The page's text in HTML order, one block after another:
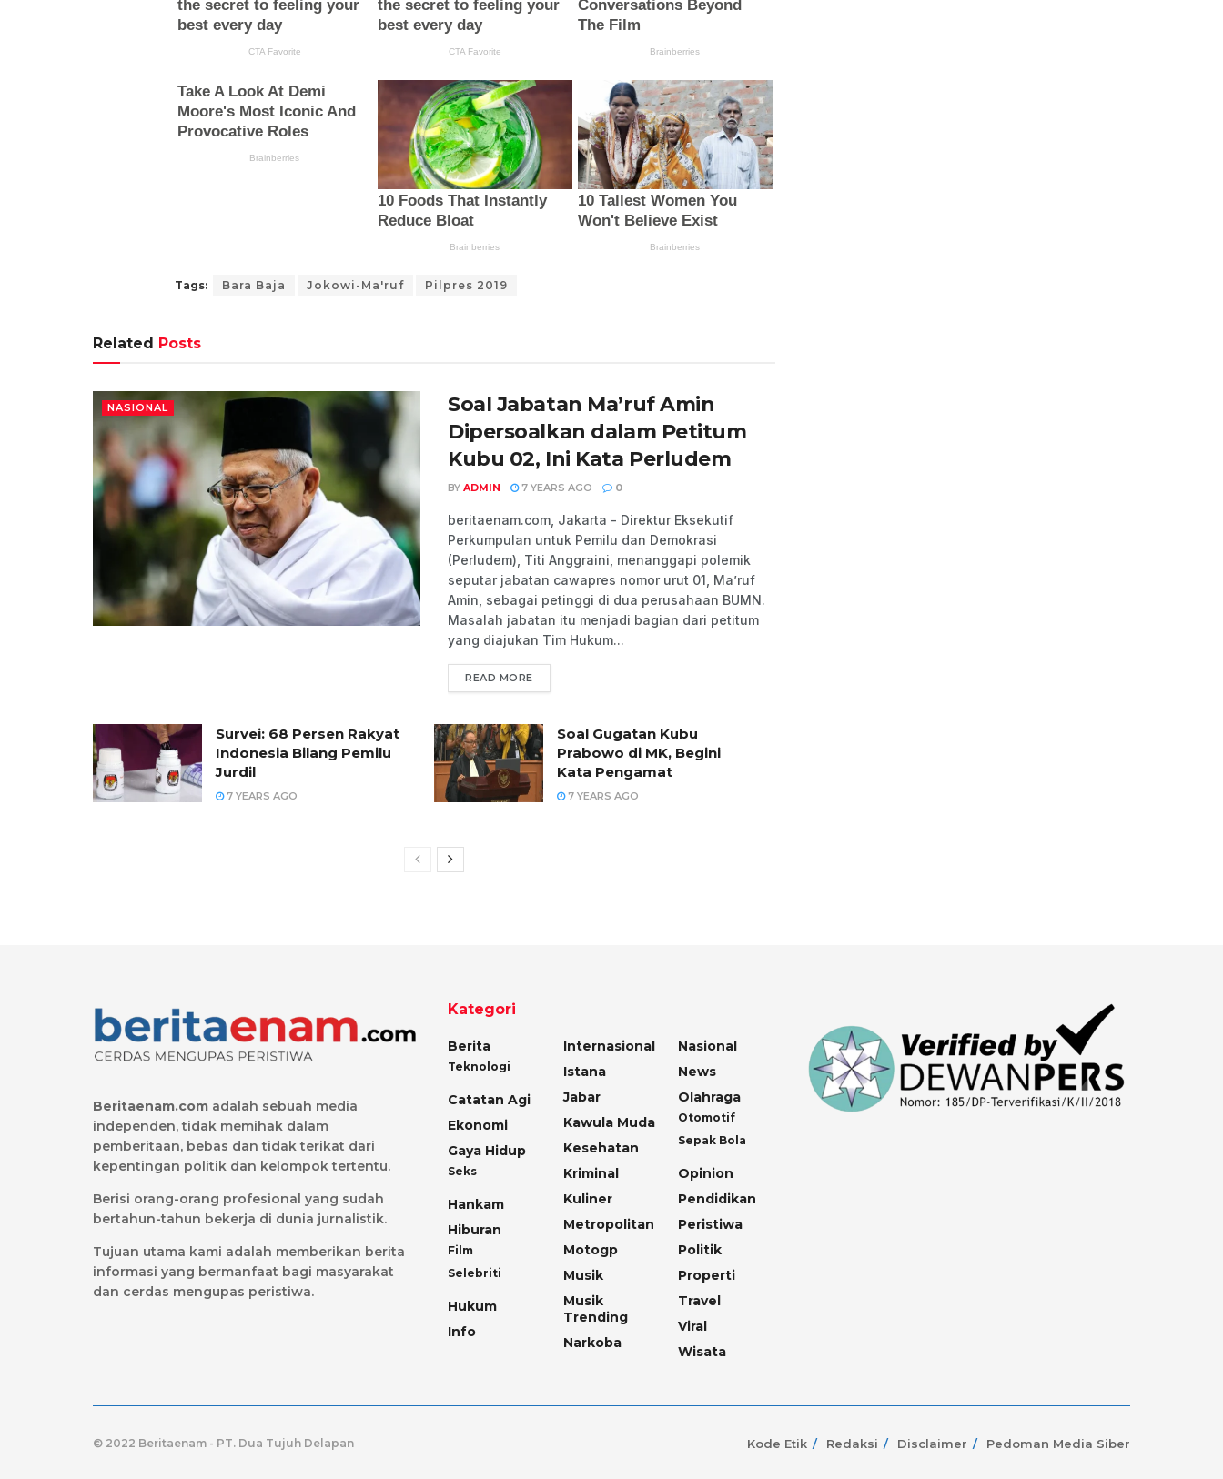
Tags: Bara Baja Jokowi-Ma'ruf Pilpres 2019
Related Posts
NASIONAL
Soal Jabatan Ma’ruf Amin
Dipersoalkan dalam Petitum
Kubu 02, Ini Kata Perludem
BY ADMIN 7 YEARS AGO 0
beritaenam.com, Jakarta - Direktur Eksekutif
Perkumpulan untuk Pemilu dan Demokrasi
(Perludem), Titi Anggraini, menanggapi polemik
seputar jabatan cawapres nomor urut 01, Ma’ruf
Amin, sebagai petinggi di dua perusahaan BUMN.
Masalah jabatan itu menjadi bagian dari petitum
yang diajukan Tim Hukum...
READ MORE
Survei: 68 Persen Rakyat
Indonesia Bilang Pemilu
Jurdil
7 YEARS AGO
Soal Gugatan Kubu
Prabowo di MK, Begini
Kata Pengamat
7 YEARS AGO
Beritaenam.com adalah sebuah media
independen, tidak memihak dalam
pemberitaan, bebas dan tidak terikat dari
kepentingan politik dan kelompok tertentu.
Berisi orang-orang profesional yang sudah
bertahun-tahun bekerja di dunia jurnalistik.
Tujuan utama kami adalah memberikan berita
informasi yang bermanfaat bagi masyarakat
dan cerdas mengupas peristiwa.
Kategori
Berita
Teknologi
Catatan Agi
Ekonomi
Gaya Hidup
Seks
Hankam
Hiburan
Film
Selebriti
Hukum
Info
Internasional
Istana
Jabar
Kawula Muda
Kesehatan
Kriminal
Kuliner
Metropolitan
Motogp
Musik
Musik
Trending
Narkoba
Nasional
News
Olahraga
Otomotif
Sepak Bola
Opinion
Pendidikan
Peristiwa
Politik
Properti
Travel
Viral
Wisata
Kode Etik Redaksi Disclaimer Pedoman Media Siber
© 2022 Beritaenam - PT. Dua Tujuh Delapan